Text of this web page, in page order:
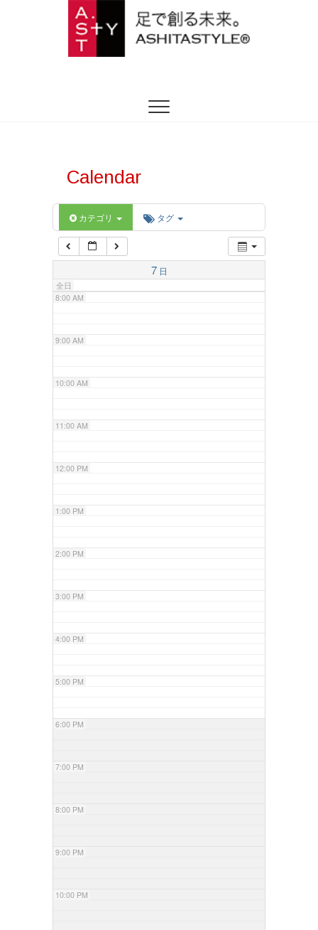
Calendar
カテゴリ タグ
7 日
全日
2:00 AM
5:00 AM
6:00 AM
7:00 AM
8:00 AM
9:00 AM
10:00 AM
11:00 AM
12:00 PM
1:00 PM
2:00 PM
3:00 PM
4:00 PM
5:00 PM
6:00 PM
7:00 PM
8:00 PM
9:00 PM
10:00 PM